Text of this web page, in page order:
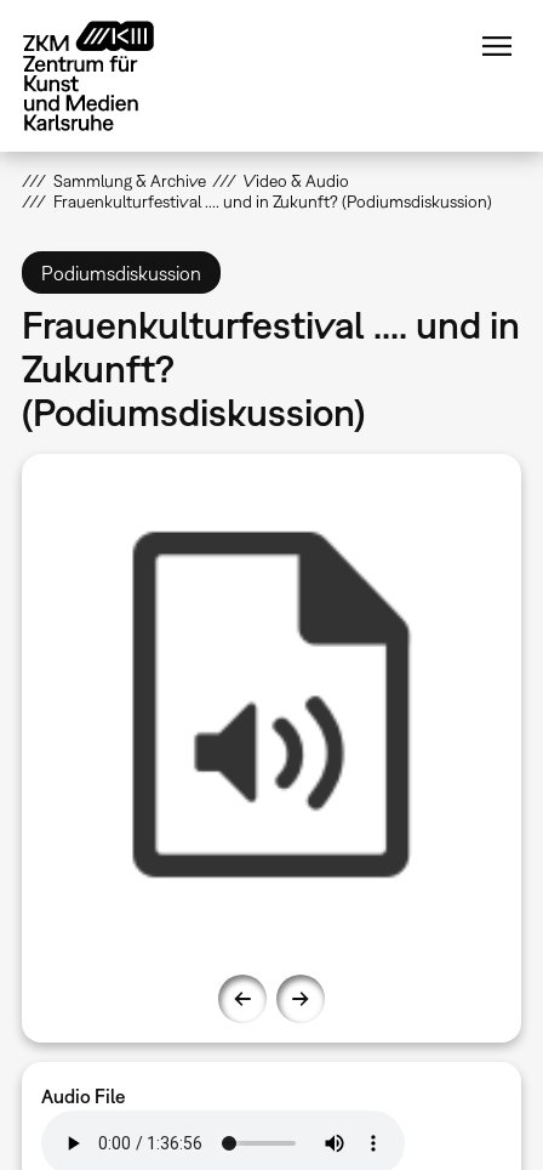
zum
Inhalt
Sammlung & Archive
Video & Audio
Frauenkulturfestival .... und in Zukunft? (Podiumsdiskussion)
Podiumsdiskussion
Frauenkulturfestival .... und in
Zukunft?
(Podiumsdiskussion)
Audio File